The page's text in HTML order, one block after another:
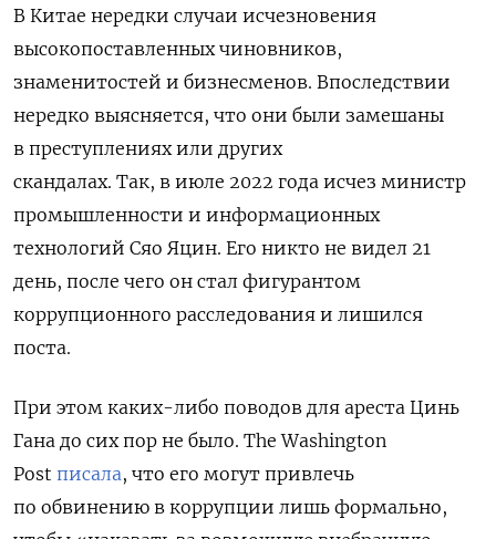
В Китае нередки случаи исчезновения
высокопоставленных чиновников,
знаменитостей и бизнесменов. Впоследствии
нередко выясняется, что они были замешаны
в преступлениях или других
скандалах. Так, в июле 2022 года исчез министр
промышленности и информационных
технологий Сяо Яцин. Его никто не видел 21
день, после чего он стал фигурантом
коррупционного расследования и лишился
поста.
При этом каких-либо поводов для ареста Цинь
Гана до сих пор не было. The Washington
Post писала, что его могут привлечь
по обвинению в коррупции лишь формально,